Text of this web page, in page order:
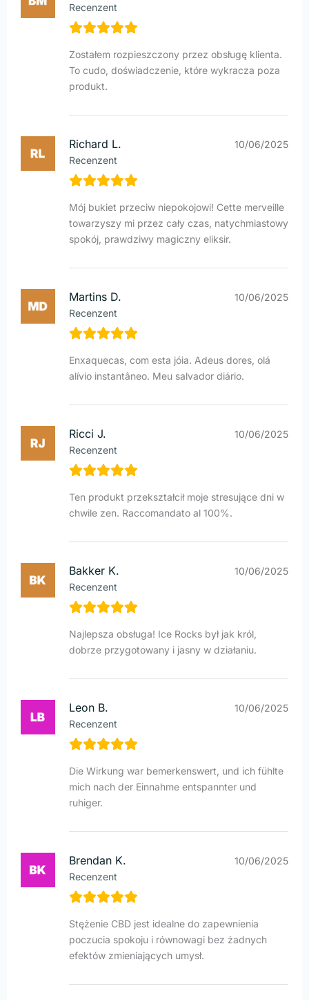
Recenzent
Zostałem rozpieszczony przez obsługę klienta.
To cudo, doświadczenie, które wykracza poza
produkt.
Richard L.
Recenzent
10/06/2025
Mój bukiet przeciw niepokojowi! Cette merveille
towarzyszy mi przez cały czas, natychmiastowy
spokój, prawdziwy magiczny eliksir.
Martins D.
Recenzent
10/06/2025
Enxaquecas, com esta jóia. Adeus dores, olá
alívio instantâneo. Meu salvador diário.
Ricci J.
Recenzent
10/06/2025
Ten produkt przekształcił moje stresujące dni w
chwile zen. Raccomandato al 100%.
Bakker K.
Recenzent
10/06/2025
Najlepsza obsługa! Ice Rocks był jak król,
dobrze przygotowany i jasny w działaniu.
Leon B.
Recenzent
10/06/2025
Die Wirkung war bemerkenswert, und ich fühlte
mich nach der Einnahme entspannter und
ruhiger.
Brendan K.
Recenzent
10/06/2025
Stężenie CBD jest idealne do zapewnienia
poczucia spokoju i równowagi bez żadnych
efektów zmieniających umysł.